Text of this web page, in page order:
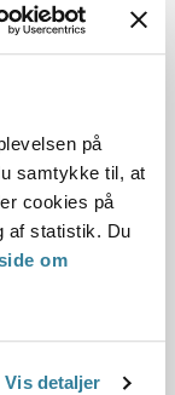
på
samtykke til, at
cookies på
af statistik. Du
om
Vis detaljer